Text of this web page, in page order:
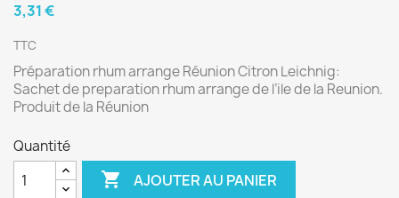
3,31 €
TTC
Préparation rhum arrange Réunion Citron Leichnig:
Sachet de preparation rhum arrange de l’ile de la Reunion.
Produit de la Réunion
Quantité
 AJOUTER AU PANIER